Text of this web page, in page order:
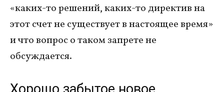
«каких-то решений, каких-то директив на
этот счет не существует в настоящее время»
и что вопрос о таком запрете не
обсуждается.
Хорошо забытое новое